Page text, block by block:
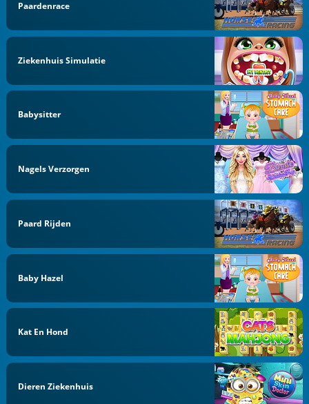
Paardenrace
Ziekenhuis Simulatie
Babysitter
Nagels Verzorgen
Paard Rijden
Baby Hazel
Kat En Hond
Dieren Ziekenhuis